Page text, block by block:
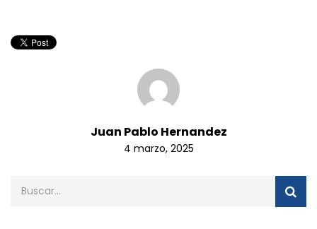
Juan Pablo Hernandez
4 marzo, 2025